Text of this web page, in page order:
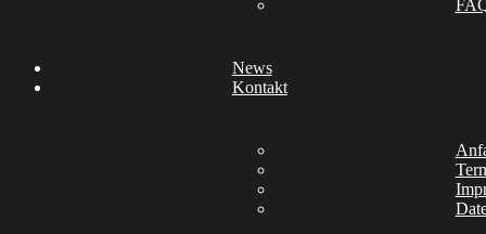
News
Kontakt